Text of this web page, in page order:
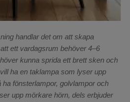
handlar det om att skapa
ett vardagsrum behöver 4–6
kunna sprida ett brett sken och
ha en taklampa som lyser upp
fönsterlampor, golvlampor och
upp mörkare hörn, dels erbjuder